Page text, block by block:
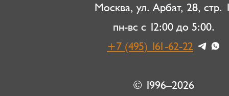
Москва, ул. Арбат, 28, стр.
пн-вс с 12:00 до 5:00.
+7 (495) 161-62-22
© 1996–2026